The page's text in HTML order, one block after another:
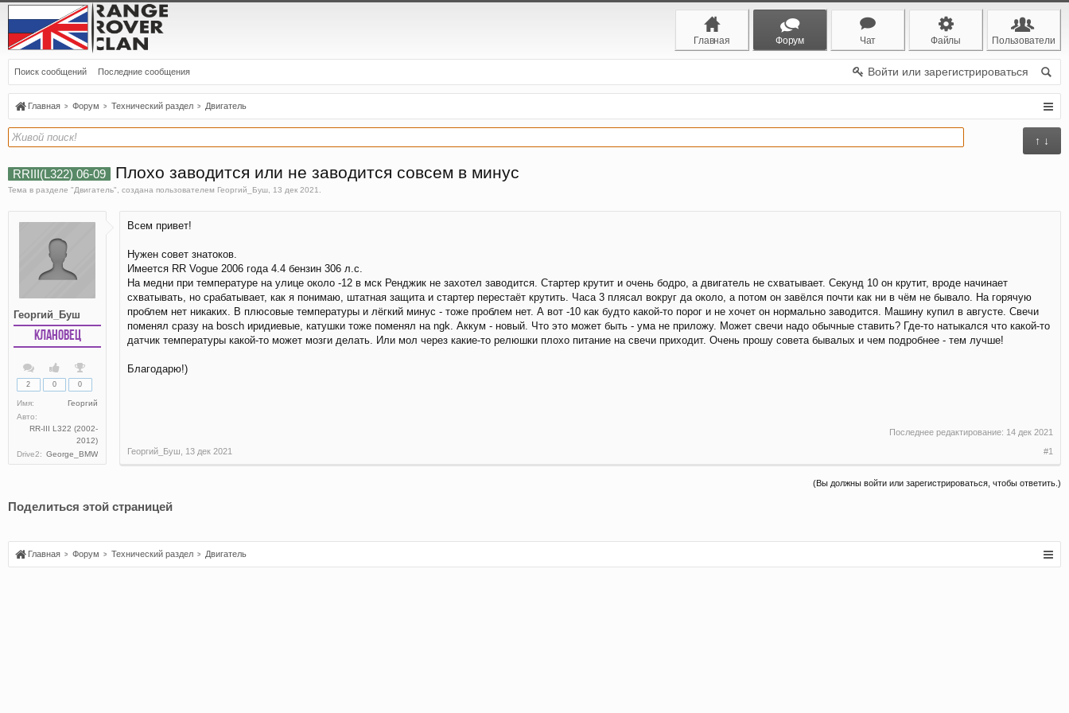
Главная Форум Чат Файлы Пользователи
Поиск сообщений Последние сообщения Войти или зарегистрироваться
Главная Форум Технический раздел Двигатель
↑ ↓
RRIII(L322) 06-09 Плохо заводится или не заводится совсем в минус
Тема в разделе "Двигатель", создана пользователем Георгий_Буш 13 дек 2021
Георгий_Буш
Клановец
2 0 0
Имя:
Георгий
Авто:
RR-III L322 (2002-
2012)
Drive2: George_BMW
Всем привет!
Нужен совет знатоков.
Имеется RR Vogue 2006 года 4.4 бензин 306 л.с.
На медни при температуре на улице около -12 в мск Ренджик не захотел заводится. Стартер крутит и очень бодро, а двигатель не схватывает. Секунд 10 он крутит, вроде начинает
схватывать, но срабатывает, как я понимаю, штатная защита и стартер перестаёт крутить. Часа 3 плясал вокруг да около, а потом он завёлся почти как ни в чём не бывало. На горячую
проблем нет никаких. В плюсовые температуры и лёгкий минус - тоже проблем нет. А вот -10 как будто какой-то порог и не хочет он нормально заводится. Машину купил в августе. Свечи
поменял сразу на bosch иридиевые, катушки тоже поменял на ngk. Аккум - новый. Что это может быть - ума не приложу. Может свечи надо обычные ставить? Где-то натыкался что какой-то
датчик температуры какой-то может мозги делать. Или мол через какие-то релюшки плохо питание на свечи приходит. Очень прошу совета бывалых и чем подробнее - тем лучше!
Благодарю!)
Последнее редактирование: 14 дек 2021
Георгий_Буш
13 дек 2021 #1
(Вы должны войти или зарегистрироваться, чтобы ответить.)
Поделиться этой страницей
Главная Форум Технический раздел Двигатель